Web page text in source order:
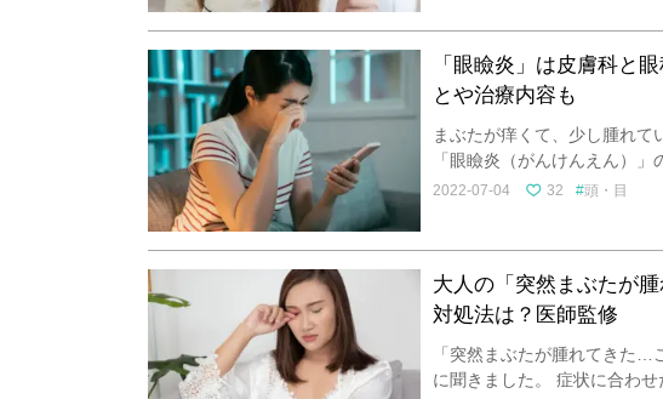
「眼瞼炎」は皮膚科と
とや治療内容も
まぶたが痒くて、少し腫れ
「眼瞼炎（がんけんえん）
2022-07-04 32 頭・目
大人の「突然まぶたが
対処法は？医師監修
「突然まぶたが腫れてきた…
に聞きました。 症状に合わ